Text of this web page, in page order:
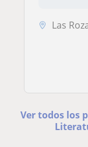
Las Rozas de
Ver todos los